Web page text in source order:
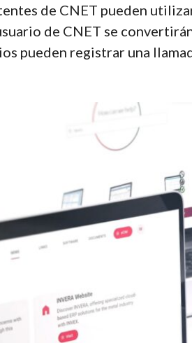
de CNET pueden
de CNET se
pueden registrar una